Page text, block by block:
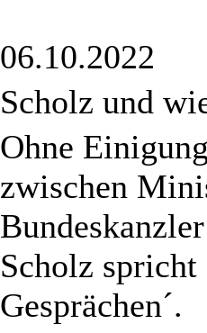
06.10.2022
Scholz und
Ohne
zwischen
Scholz
Gesprächen´.